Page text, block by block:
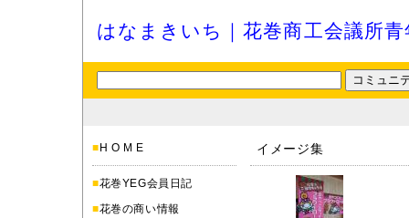
はなまきいち｜花巻商工会議所
■ H O M E
■花巻YEG会員日記
■花巻の商い情報
イメージ集